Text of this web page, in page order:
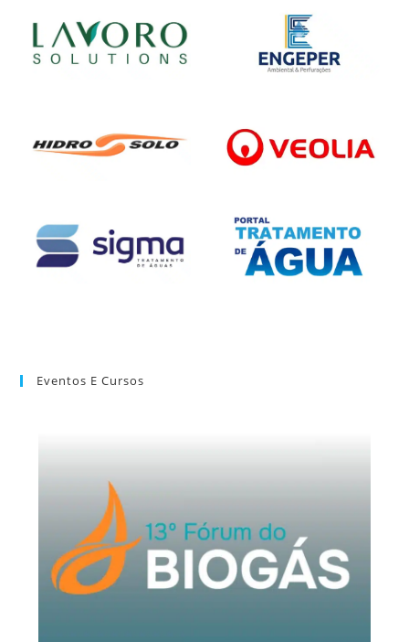
Eventos E Cursos